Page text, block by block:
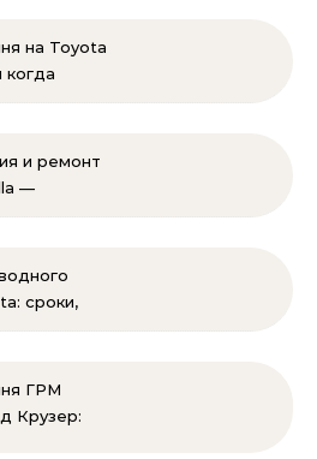
на Toyota
когда
и ремонт
—
сроки,
ГРМ
Крузер: